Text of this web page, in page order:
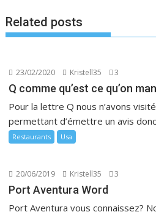
Related posts
23/02/2020 Kristell35 3
Q comme qu’est ce qu’on
Pour la lettre Q nous n’avons
permettant d’émettre un avis
Restaurants Usa
20/06/2019 Kristell35 3
Port Aventura Word
Port Aventura vous connaissez?